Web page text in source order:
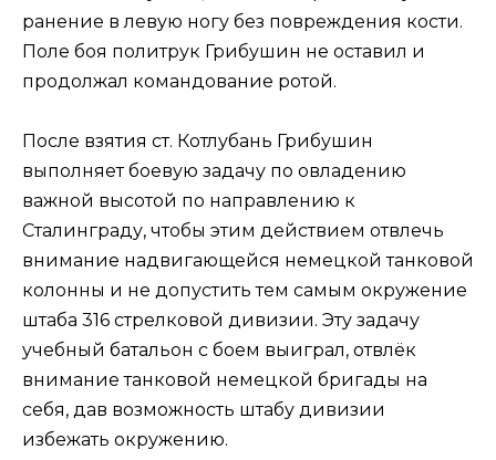
ранение в левую ногу без повреждения кости.
Поле боя политрук Грибушин не оставил и
продолжал командование ротой.
После взятия ст. Котлубань Грибушин
выполняет боевую задачу по овладению
важной высотой по направлению к
Сталинграду, чтобы этим действием отвлечь
внимание надвигающейся немецкой танковой
колонны и не допустить тем самым окружение
штаба 316 стрелковой дивизии. Эту задачу
учебный батальон с боем выиграл, отвлёк
внимание танковой немецкой бригады на
себя, дав возможность штабу дивизии
избежать окружению.